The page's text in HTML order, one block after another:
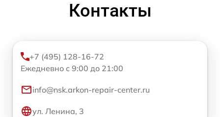
Контакты
+7 (495) 128-16-72
Ежедневно с 9:00 до 21:00
info@nsk.arkon-repair-center.ru
ул. Ленина, 3